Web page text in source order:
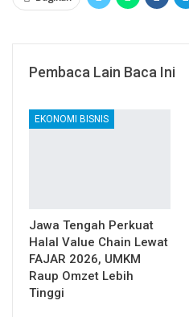
Pembaca Lain Baca Ini
EKONOMI BISNIS
Jawa Tengah Perkuat
Halal Value Chain Lewat
FAJAR 2026, UMKM
Raup Omzet Lebih
Tinggi